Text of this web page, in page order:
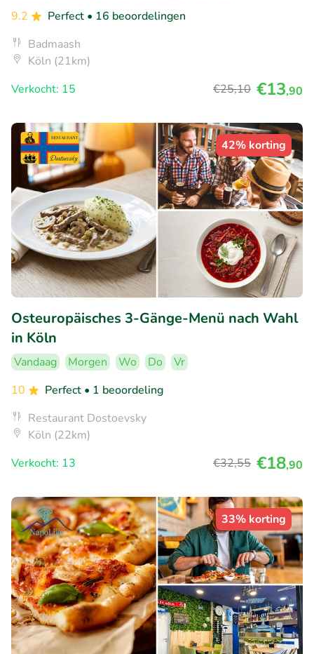
9.2
Perfect • 16 beoordelingen
Badmaash
Köln (21km)
Verkocht: 15
€25,10 €13,90
42% korting
Osteuropäisches 3-Gänge-Menü nach Wahl
in Köln
Vandaag Morgen Wo Do
Vr
10
Perfect • 1 beoordeling
Restaurant Dostoevsky
Köln (22km)
Verkocht: 13
€32,55 €18,90
33% korting